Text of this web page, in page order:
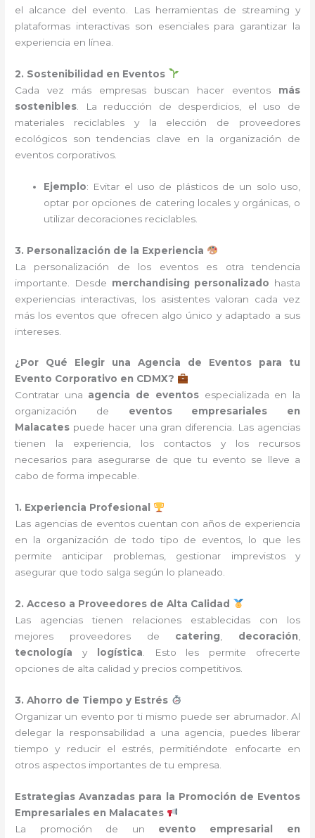
el alcance del evento. Las herramientas de streaming y
plataformas interactivas son esenciales para garantizar la
experiencia en línea.
2. Sostenibilidad en Eventos
Cada vez más empresas buscan hacer eventos más
sostenibles . La reducción de desperdicios, el uso de
materiales reciclables y la elección de proveedores
ecológicos son tendencias clave en la organización de
eventos corporativos.
Ejemplo: Evitar el uso de plásticos de un solo uso,
optar por opciones de catering locales y orgánicas, o
utilizar decoraciones reciclables.
3. Personalización de la Experiencia
La personalización de los eventos es otra tendencia
importante. Desde merchandising personalizado hasta
experiencias interactivas, los asistentes valoran cada vez
más los eventos que ofrecen algo único y adaptado a sus
intereses.
¿Por Qué Elegir una Agencia de Eventos para tu
Evento Corporativo en CDMX?
Contratar una agencia de eventosespecializada en la
organización de eventos empresariales en
Malacates puede hacer una gran diferencia. Las agencias
tienen la experiencia, los contactos y los recursos
necesarios para asegurarse de que tu evento se lleve a
cabo de forma impecable.
1. Experiencia Profesional
Las agencias de eventos cuentan con años de experiencia
en la organización de todo tipo de eventos, lo que les
permite anticipar problemas, gestionar imprevistos y
asegurar que todo salga según lo planeado.
2. Acceso a Proveedores de Alta Calidad
Las agencias tienen relaciones establecidas con los
mejores proveedores de catering decoración
tecnología y logística . Esto les permite ofrecerte
opciones de alta calidad y precios competitivos.
3. Ahorro de Tiempo y Estrés
Organizar un evento por ti mismo puede ser abrumador. Al
delegar la responsabilidad a una agencia, puedes liberar
tiempo y reducir el estrés, permitiéndote enfocarte en
otros aspectos importantes de tu empresa.
Estrategias Avanzadas para la Promoción de Eventos
Empresariales en Malacates
La promoción de un evento empresarial en